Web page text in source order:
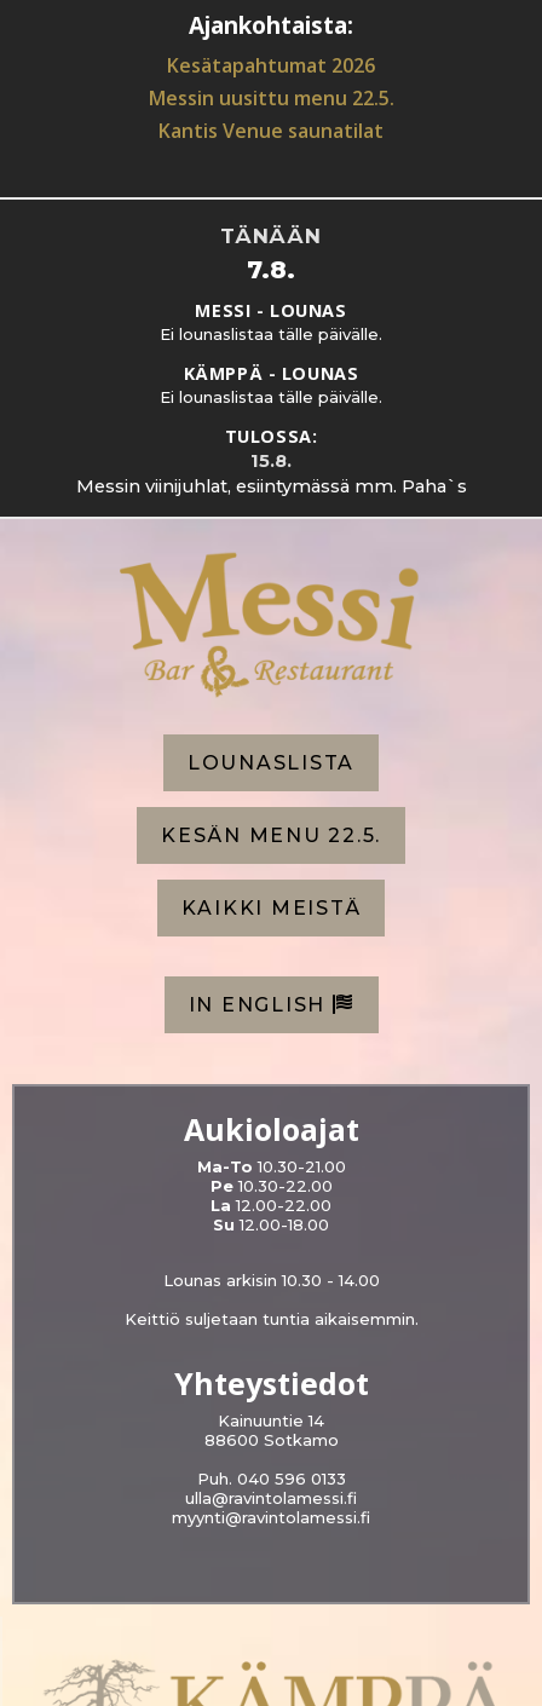
Ajankohtaista:
Kesätapahtumat 2026
Messin uusittu menu 22.5.
Kantis Venue saunatilat
TÄNÄÄN
7.8.
MESSI - LOUNAS
Ei lounaslistaa tälle päivälle.
KÄMPPÄ - LOUNAS
Ei lounaslistaa tälle päivälle.
TULOSSA:
15.8.
Messin viinijuhlat, esiintymässä mm. Paha`s
LOUNASLISTA
KESÄN MENU 22.5.
KAIKKI MEISTÄ
IN ENGLISH
Aukioloajat
Ma-To 10.30-21.00
Pe10.30-22.00
La 12.00-22.00
Su 12.00-18.00
Lounas arkisin 10.30 - 14.00
Keittiö suljetaan tuntia aikaisemmin.
Yhteystiedot
Kainuuntie 14
88600 Sotkamo
Puh. 040 596 0133
ulla@ravintolamessi.fi
myynti@ravintolamessi.fi